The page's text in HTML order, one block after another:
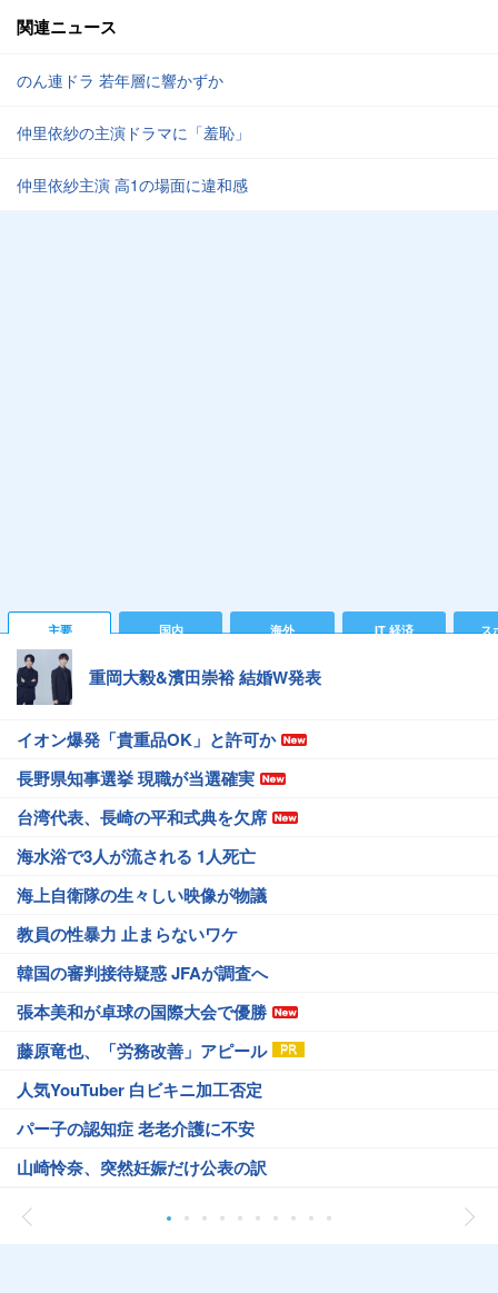
関連ニュース
のん連ドラ 若年層に響かずか
仲里依紗の主演ドラマに「羞恥」
仲里依紗主演 高1の場面に違和感
主要 国内 海外 IT 経済 ス
重岡大毅&濱田崇裕 結婚W発表
イオン爆発「貴重品OK」と許可か
長野県知事選挙 現職が当選確実
台湾代表、長崎の平和式典を欠席
海水浴で3人が流される 1人死亡
海上自衛隊の生々しい映像が物議
教員の性暴力 止まらないワケ
韓国の審判接待疑惑 JFAが調査へ
張本美和が卓球の国際大会で優勝
藤原竜也、「労務改善」アピール
人気YouTuber 白ビキニ加工否定
パー子の認知症 老老介護に不安
山崎怜奈、突然妊娠だけ公表の訳